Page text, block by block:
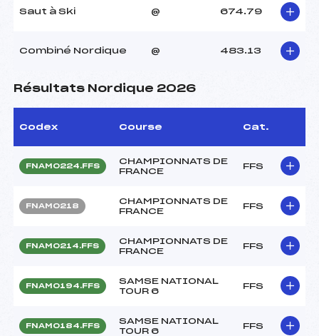
Saut à Ski @ 674.79
Combiné Nordique @ 483.13
Résultats Nordique 2026
Codex Course Cat.
FNAM0224.FFS
CHAMPIONNATS DE
FRANCE
FFS
FNAM0218
CHAMPIONNATS DE
FRANCE
FFS
FNAM0214.FFS
CHAMPIONNATS DE
FRANCE
FFS
FNAM0194.FFS
SAMSE NATIONAL
TOUR 6
FFS
FNAM0184.FFS
SAMSE NATIONAL
TOUR 6
FFS